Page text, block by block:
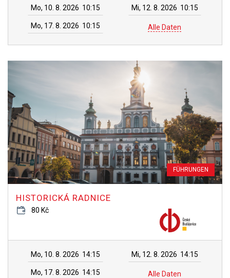
Mo, 10. 8. 2026 10:15 Mi, 12. 8. 2026 10:15
Mo, 17. 8. 2026 10:15 Alle Daten
FÜHRUNGEN
HISTORICKÁ RADNICE
80 Kč
Mo, 10. 8. 2026 14:15 Mi, 12. 8. 2026 14:15
Mo, 17. 8. 2026 14:15 Alle Daten